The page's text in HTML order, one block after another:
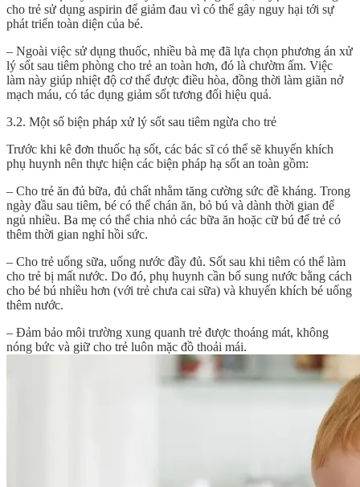
cho trẻ sử dụng aspirin để giảm đau vì có thể gây nguy hại tới sự
phát triển toàn diện của bé.
– Ngoài việc sử dụng thuốc, nhiều bà mẹ đã lựa chọn phương án xử
lý sốt sau tiêm phòng cho trẻ an toàn hơn, đó là chườm ấm. Việc
làm này giúp nhiệt độ cơ thể được điều hòa, đồng thời làm giãn nở
mạch máu, có tác dụng giảm sốt tương đối hiệu quả.
3.2. Một số biện pháp xử lý sốt sau tiêm ngừa cho trẻ
Trước khi kê đơn thuốc hạ sốt, các bác sĩ có thể sẽ khuyến khích
phụ huynh nên thực hiện các biện pháp hạ sốt an toàn gồm:
– Cho trẻ ăn đủ bữa, đủ chất nhằm tăng cường sức đề kháng. Trong
ngày đầu sau tiêm, bé có thể chán ăn, bỏ bú và dành thời gian để
ngủ nhiều. Ba mẹ có thể chia nhỏ các bữa ăn hoặc cữ bú để trẻ có
thêm thời gian nghỉ hồi sức.
– Cho trẻ uống sữa, uống nước đầy đủ. Sốt sau khi tiêm có thể làm
cho trẻ bị mất nước. Do đó, phụ huynh cần bổ sung nước bằng cách
cho bé bú nhiều hơn (với trẻ chưa cai sữa) và khuyến khích bé uống
thêm nước.
– Đảm bảo môi trường xung quanh trẻ được thoáng mát, không
nóng bức và giữ cho trẻ luôn mặc đồ thoải mái.